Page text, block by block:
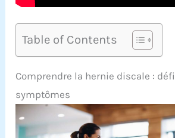
Table of Contents
Comprendre la hernie discale :
symptômes